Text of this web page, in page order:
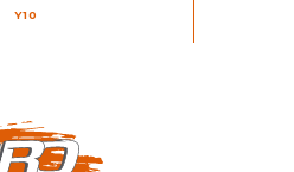
Y10